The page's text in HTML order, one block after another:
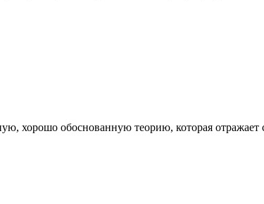
хорошо обоснованную теорию, которая отражает